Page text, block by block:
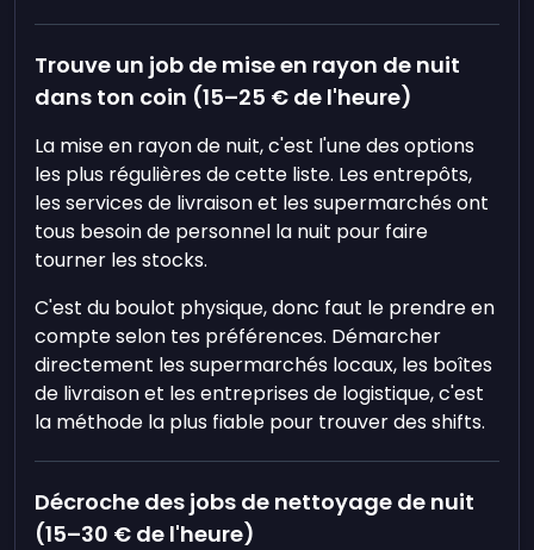
Trouve un job de mise en rayon de nuit
dans ton coin (15–25 € de l'heure)
La mise en rayon de nuit, c'est l'une des options
les plus régulières de cette liste. Les entrepôts,
les services de livraison et les supermarchés ont
tous besoin de personnel la nuit pour faire
tourner les stocks.
C'est du boulot physique, donc faut le prendre en
compte selon tes préférences. Démarcher
directement les supermarchés locaux, les boîtes
de livraison et les entreprises de logistique, c'est
la méthode la plus fiable pour trouver des shifts.
Décroche des jobs de nettoyage de nuit
(15–30 € de l'heure)